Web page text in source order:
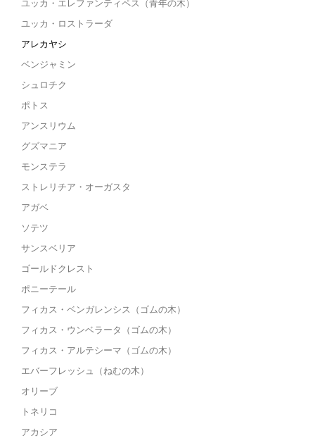
ユッカ・エレファンティペス（青年の木）
ユッカ・ロストラーダ
アレカヤシ
ベンジャミン
シュロチク
ポトス
アンスリウム
グズマニア
モンステラ
ストレリチア・オーガスタ
アガベ
ソテツ
サンスベリア
ゴールドクレスト
ポニーテール
フィカス・ベンガレンシス（ゴムの木）
フィカス・ウンベラータ（ゴムの木）
フィカス・アルテシーマ（ゴムの木）
エバーフレッシュ（ねむの木）
オリーブ
トネリコ
アカシア